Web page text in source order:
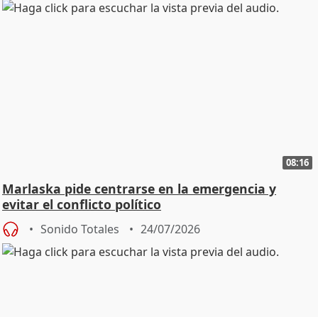
08:16
Marlaska pide centrarse en la emergencia y
evitar el conflicto político
Sonido Totales 24/07/2026